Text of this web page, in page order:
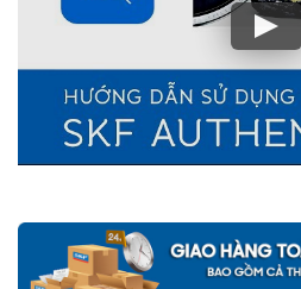
Vòng bi bạc đạn SKF do
do SKF Việt Nam xác nhận. Nên
về chất lượng và nguồn gốc sản